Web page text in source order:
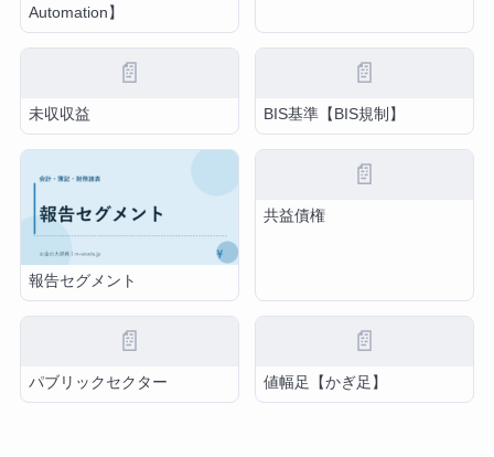
Automation】
📄
未収収益
📄
BIS基準【BIS規制】
報告セグメント
📄
共益債権
📄
パブリックセクター
📄
値幅足【かぎ足】